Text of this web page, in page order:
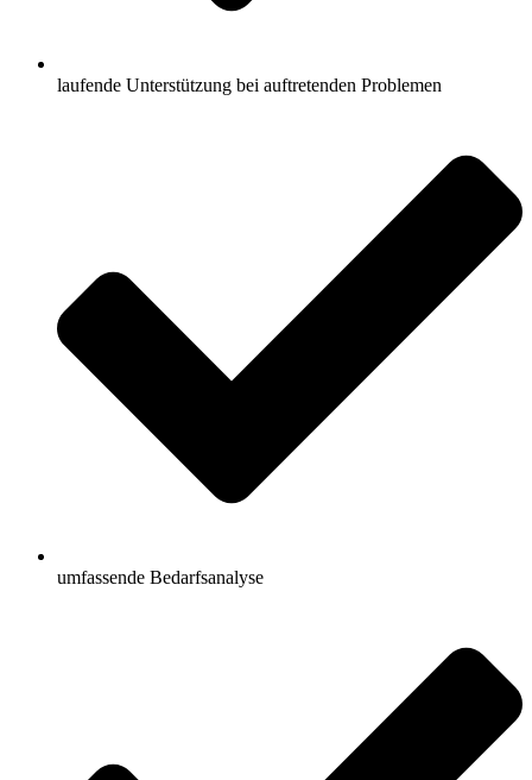
laufende Unterstützung bei auftretenden Problemen
umfassende Bedarfsanalyse